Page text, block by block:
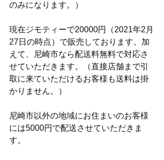
のみになります。）
現在ジモティーで20000円（2021年2月
27日の時点）で販売しております。加
えて、尼崎市なら配送料無料で対応さ
せていただきます。（直接店舗まで引
取に来ていただけるお客様も送料は掛
かりません。）
尼崎市以外の地域にお住まいのお客様
には5000円で配送させていただきま
す。